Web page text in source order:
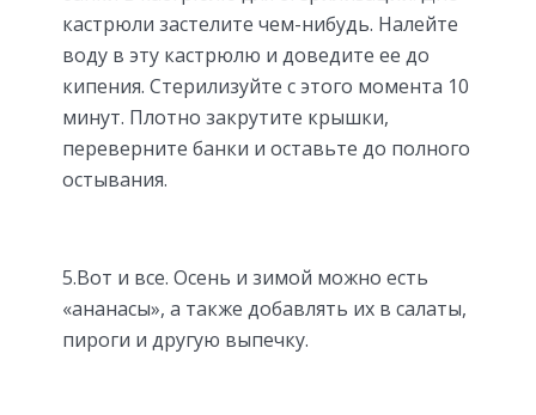
кастрюли застелите чем-нибудь. Налейте
воду в эту кастрюлю и доведите ее до
кипения. Стерилизуйте с этого момента 10
минут. Плотно закрутите крышки,
переверните банки и оставьте до полного
остывания.
5.Вот и все. Осень и зимой можно есть
«ананасы», а также добавлять их в салаты,
пироги и другую выпечку.